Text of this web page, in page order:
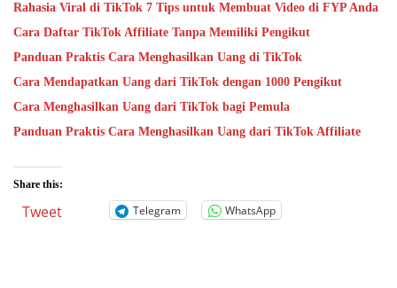
Rahasia Viral di TikTok 7 Tips untuk Membuat Video di FYP Anda
Cara Daftar TikTok Affiliate Tanpa Memiliki Pengikut
Panduan Praktis Cara Menghasilkan Uang di TikTok
Cara Mendapatkan Uang dari TikTok dengan 1000 Pengikut
Cara Menghasilkan Uang dari TikTok bagi Pemula
Panduan Praktis Cara Menghasilkan Uang dari TikTok Affiliate
Share this:
Tweet Telegram WhatsApp